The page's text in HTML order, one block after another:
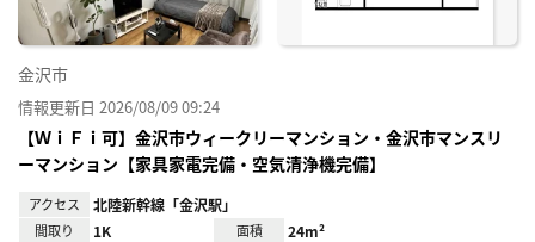
金沢市
情報更新日 2026/08/09 09:24
【ＷｉＦｉ可】金沢市ウィークリーマンション・金沢市マンスリ
ーマンション【家具家電完備・空気清浄機完備】
アクセス 北陸新幹線「金沢駅」
間取り 1K 面積 24m²